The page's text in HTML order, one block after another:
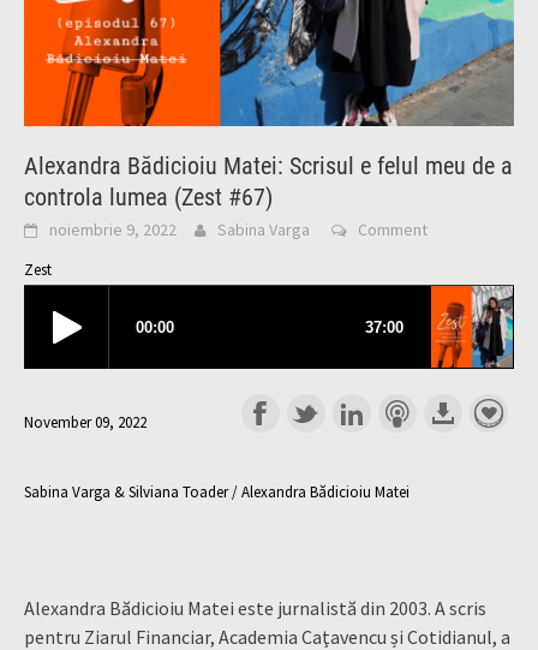
Alexandra Bădicioiu Matei: Scrisul e felul meu de a
controla lumea (Zest #67)
noiembrie 9, 2022 Sabina Varga Comment
Zest
November 09, 2022
Sabina Varga & Silviana Toader / Alexandra Bădicioiu Matei
Alexandra Bădicioiu Matei este jurnalistă din 2003. A scris
pentru Ziarul Financiar, Academia Caţavencu și Cotidianul, a